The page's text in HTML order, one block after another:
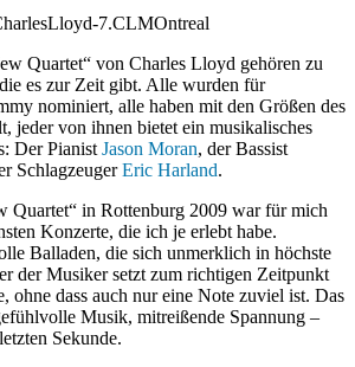
Quartet“ von Charles Lloyd gehören zu
es zur Zeit gibt. Alle wurden für
nominiert, alle haben mit den Größen des
jeder von ihnen bietet ein musikalisches
Der Pianist Jason Moran, der Bassist
SchlagzeugerEric Harland.
Quartet“ in Rottenburg 2009 war für mich
Konzerte, die ich je erlebt habe.
Balladen, die sich unmerklich in höchste
der Musiker setzt zum richtigen Zeitpunkt
ohne dass auch nur eine Note zuviel ist. Das
Musik, mitreißende Spannung –
Sekunde.